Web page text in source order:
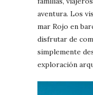
aventura. Los
mar Rojo en
disfrutar de
simplemente
exploración